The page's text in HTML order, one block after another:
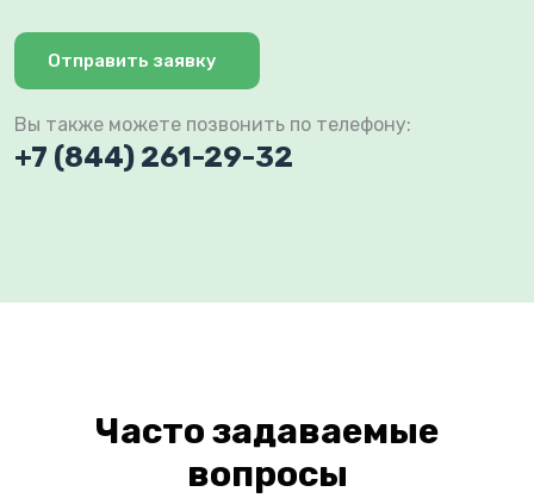
Отправить заявку
Вы также можете позвонить по телефону:
+7 (844) 261-29-32
Часто задаваемые
вопросы